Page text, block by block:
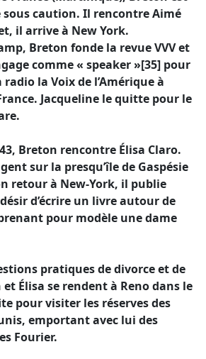
caution. Il rencontre Aimé
il arrive à New York.
Breton fonde la revue VVV et
comme « speaker »[35] pour
la Voix de l’Amérique à
Jacqueline le quitte pour le
Breton rencontre Élisa Claro.
sur la presqu’île de Gaspésie
retour à New-York, il publie
d’écrire un livre autour de
pour modèle une dame
pratiques de divorce et de
Élisa se rendent à Reno dans le
pour visiter les réserves des
emportant avec lui des
Fourier.